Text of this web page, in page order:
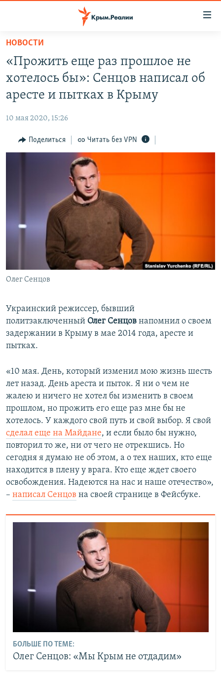
Вернуться
основному
содержанию
главной
Вернутся
СПЕЦПРОЕКТЫ
11 ЛЕТ ОККУПАЦИИ КРЫМА. 11 ИСТОРИЙ СОПРОТИВЛЕНИЯ
ЕЩЕ
ИНТЕРАКТИВ
ТЕЛЕПРОЕКТ КРЫМ.РЕАЛИИ
СОВЕТЫ ПРАВОЗАЩИТНИКОВ
ПРОПАВШИЕ БЕЗ ВЕСТИ
ПОБЕДИТЕЛЕЙ НЕ СУДЯТ?
КРЫМ.НЕПОКОРЕННЫЙ
УКРАИНСКАЯ ПРОБЛЕМА КРЫМА
РАДІО СВОБОДА
КАК ОБОЙТИ БЛОКИРОВКУ
ПРИСОЕДИНЯЙТЕСЬ!
НОВОСТИ
«Прожить еще раз прошлое не
хотелось бы»: Сенцов написал об
аресте и пытках в Крыму
10 мая 2020, 15:26
Поделиться Читать без VPN
Олег Сенцов
Украинский режиссер, бывший
политзаключенный Олег Сенцов напомнил о своем
задержании в Крыму в мае 2014 года, аресте и
пытках.
«10 мая. День, который изменил мою жизнь шесть
лет назад. День ареста и пыток. Я ни о чем не
жалею и ничего не хотел бы изменить в своем
прошлом, но прожить его еще раз мне бы не
хотелось. У каждого свой путь и свой выбор. Я свой
сделал еще на Майдане, и если было бы нужно,
повторил то же, ни от чего не отрекшись. Но
сегодня я думаю не об этом, а о тех наших, кто еще
находится в плену у врага. Кто еще ждет своего
освобождения. Надеются на нас и наше отечество»,
– написал Сенцов на своей странице в Фейсбуке.
БОЛЬШЕ ПО ТЕМЕ:
Олег Сенцов: «Мы Крым не отдадим»